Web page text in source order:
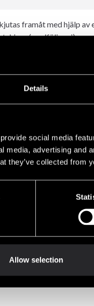
Details
social media
media, advertising and
they’ve collected from
Allow selection
framåt med hjälp
(medföljer ej).